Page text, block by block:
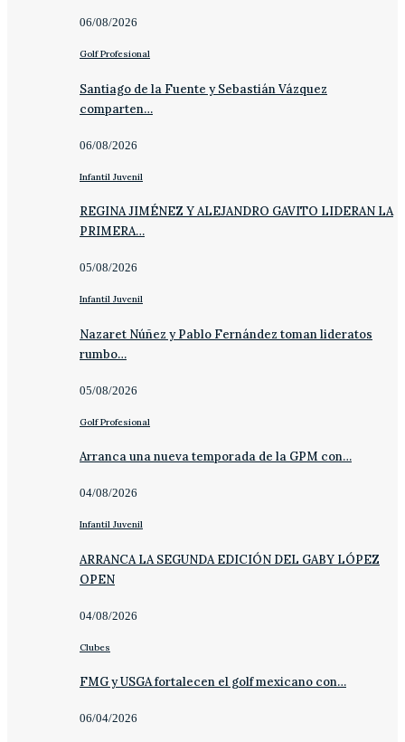
06/08/2026
Golf Profesional
Santiago de la Fuente y Sebastián Vázquez
comparten…
06/08/2026
Infantil Juvenil
REGINA JIMÉNEZ Y ALEJANDRO GAVITO LIDERAN LA
PRIMERA…
05/08/2026
Infantil Juvenil
Nazaret Núñez y Pablo Fernández toman lideratos
rumbo…
05/08/2026
Golf Profesional
Arranca una nueva temporada de la GPM con…
04/08/2026
Infantil Juvenil
ARRANCA LA SEGUNDA EDICIÓN DEL GABY LÓPEZ
OPEN
04/08/2026
Clubes
FMG y USGA fortalecen el golf mexicano con…
06/04/2026